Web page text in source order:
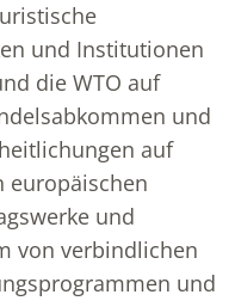
und Institutionen
die WTO auf
und
auf
europäischen
und
von verbindlichen
und